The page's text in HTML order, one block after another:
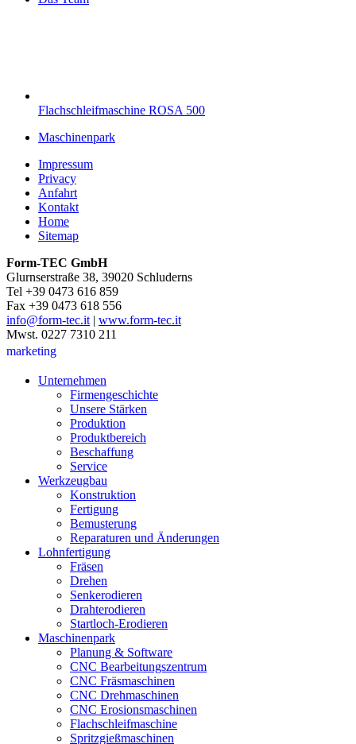
Flachschleifmaschine ROSA 500
Maschinenpark
Impressum
Privacy
Anfahrt
Kontakt
Home
Sitemap
Form-TEC GmbH
Glurnserstraße 38, 39020 Schluderns
Tel +39 0473 616 859
Fax +39 0473 618 556
info@form-tec.it| www.form-tec.it
Mwst. 0227 7310 211
marketing
Unternehmen
Firmengeschichte
Unsere Stärken
Produktion
Produktbereich
Beschaffung
Service
Werkzeugbau
Konstruktion
Fertigung
Bemusterung
Reparaturen und Änderungen
Lohnfertigung
Fräsen
Drehen
Senkerodieren
Drahterodieren
Startloch-Erodieren
Maschinenpark
Planung & Software
CNC Bearbeitungszentrum
CNC Fräsmaschinen
CNC Drehmaschinen
CNC Erosionsmaschinen
Flachschleifmaschine
Spritzgießmaschinen